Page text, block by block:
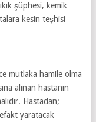
şüphesi, kemik
kesin teşhisi
mutlaka hamile olma
alınan hastanın
Hastadan;
yaratacak